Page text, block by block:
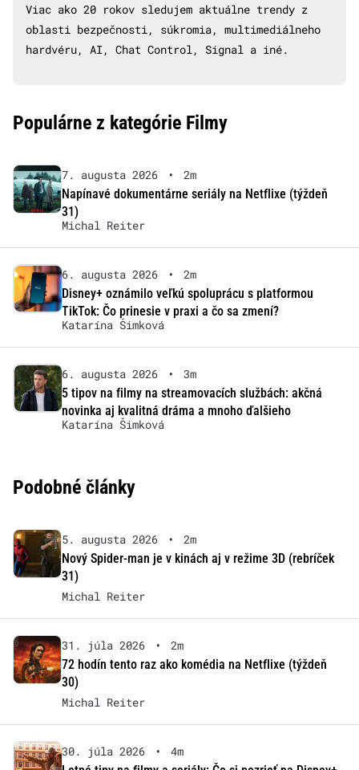
Viac ako 20 rokov sledujem aktuálne trendy z
oblasti bezpečnosti, súkromia, multimediálneho
hardvéru, AI, Chat Control, Signal a iné.
Populárne z kategórie Filmy
7. augusta 2026 •
2m
Napínavé dokumentárne seriály na Netflixe (týždeň
31)
Michal Reiter
6. augusta 2026 •
2m
Disney+ oznámilo veľkú spoluprácu s platformou
TikTok: Čo prinesie v praxi a čo sa zmení?
Katarína Šimková
6. augusta 2026 •
3m
5 tipov na filmy na streamovacích službách: akčná
novinka aj kvalitná dráma a mnoho ďalšieho
Katarína Šimková
Podobné články
5. augusta 2026 •
2m
Nový Spider-man je v kinách aj v režime 3D (rebríček
31)
Michal Reiter
31. júla 2026 •
2m
72 hodín tento raz ako komédia na Netflixe (týždeň
30)
Michal Reiter
30. júla 2026 •
4m